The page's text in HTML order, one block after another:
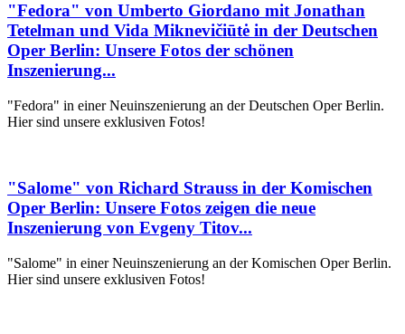
"Fedora" von Umberto Giordano mit Jonathan
Tetelman und Vida Miknevičiūtė in der Deutschen
Oper Berlin: Unsere Fotos der schönen
Inszenierung...
"Fedora" in einer Neuinszenierung an der Deutschen Oper Berlin.
Hier sind unsere exklusiven Fotos!
"Salome" von Richard Strauss in der Komischen
Oper Berlin: Unsere Fotos zeigen die neue
Inszenierung von Evgeny Titov...
"Salome" in einer Neuinszenierung an der Komischen Oper Berlin.
Hier sind unsere exklusiven Fotos!